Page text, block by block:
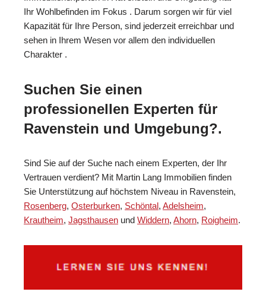
Ihr Wohlbefinden im Fokus . Darum sorgen wir für viel
Kapazität für Ihre Person, sind jederzeit erreichbar und
sehen in Ihrem Wesen vor allem den individuellen
Charakter .
Suchen Sie einen
professionellen Experten für
Ravenstein und Umgebung?.
Sind Sie auf der Suche nach einem Experten, der Ihr
Vertrauen verdient? Mit Martin Lang Immobilien finden
Sie Unterstützung auf höchstem Niveau in Ravenstein,
Rosenberg, Osterburken, Schöntal, Adelsheim,
Krautheim, Jagsthausen und Widdern, Ahorn, Roigheim.